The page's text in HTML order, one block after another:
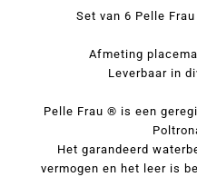
Set van 6 Pelle
Afmeting
Leverbaar in
Pelle Frau ® is een
Het garandeerd
vermogen en het leer is